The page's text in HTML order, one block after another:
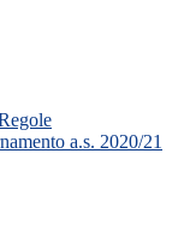
a.s. 2020/21